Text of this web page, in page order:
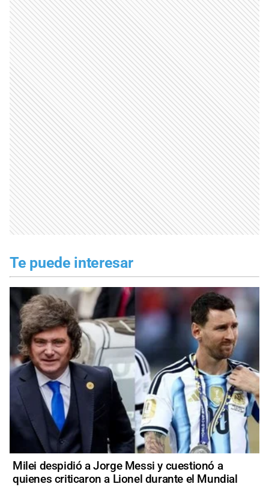
Te puede interesar
Milei despidió a Jorge Messi y cuestionó a
quienes criticaron a Lionel durante el Mundial